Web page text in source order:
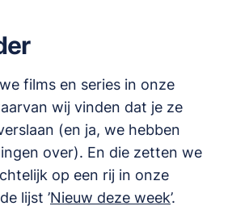
films en series in onze
wij vinden dat je ze
(en ja, we hebben
over). En die zetten we
op een rij in onze
lijst ’Nieuw deze week’.